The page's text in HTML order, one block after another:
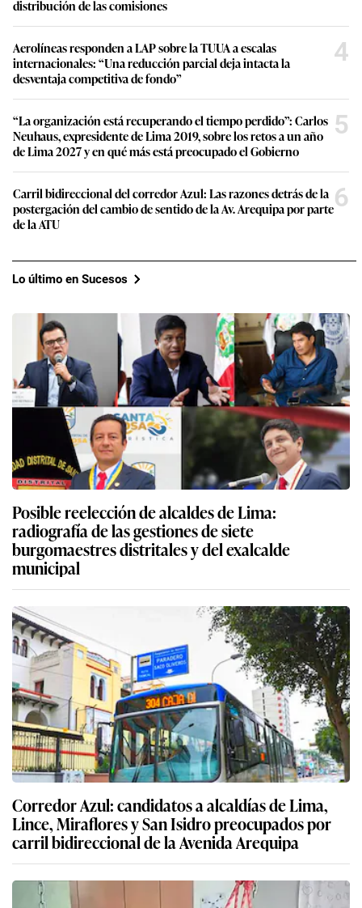
distribución de las comisiones
Aerolíneas responden a LAP sobre la TUUA a escalas
internacionales: “Una reducción parcial deja intacta la
desventaja competitiva de fondo”
4
“La organización está recuperando el tiempo perdido”: Carlos
Neuhaus, expresidente de Lima 2019, sobre los retos a un año
de Lima 2027 y en qué más está preocupado el Gobierno
5
Carril bidireccional del corredor Azul: Las razones detrás de la
postergación del cambio de sentido de la Av. Arequipa por parte
de la ATU
6
Lo último en Sucesos
Posible reelección de alcaldes de Lima:
radiografía de las gestiones de siete
burgomaestres distritales y del exalcalde
municipal
Corredor Azul: candidatos a alcaldías de Lima,
Lince, Miraflores y San Isidro preocupados por
carril bidireccional de la Avenida Arequipa